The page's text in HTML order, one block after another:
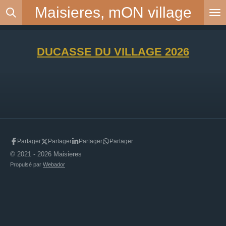
Passer
Maisieres, mON village
DUCASSE DU VILLAGE 2026
Partager Partager Partager Partager
© 2021 - 2026 Maisieres
Propulsé par Webador